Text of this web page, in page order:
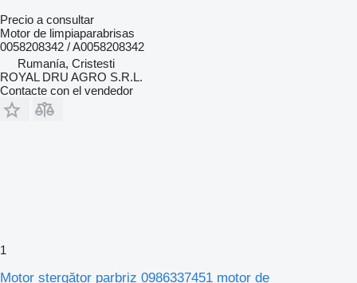
Precio a consultar
Motor de limpiaparabrisas
0058208342 / A0058208342
Rumanía, Cristesti
ROYAL DRU AGRO S.R.L.
Contacte con el vendedor
1
Motor ștergător parbriz 0986337451 motor de